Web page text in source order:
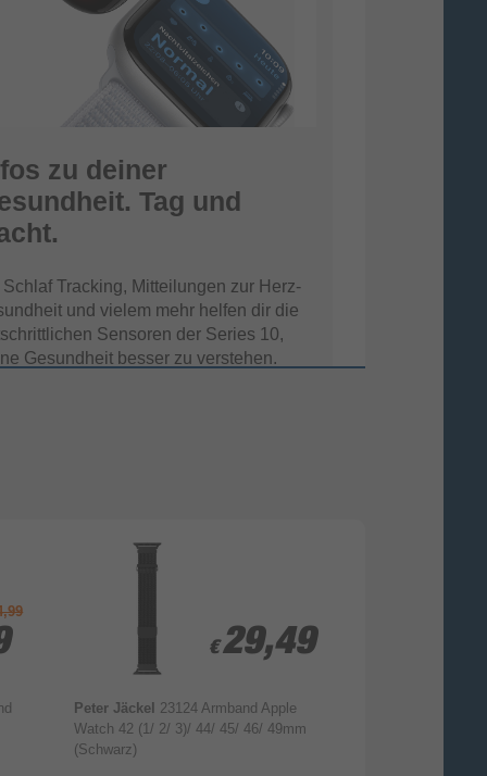
zu deiner
Tag und
Schlaf Tracking, Mitteilungen zur Herz­
und vielem mehr helfen dir die
Sensoren der Series 10,
Gesundheit besser zu verstehen.
Wege, in
zu bleiben.
€ 29,49
€ 29,49
Peter Jäckel 23124 Armband Apple
Watch 42 (1/ 2/ 3)/ 44/ 45/ 46/ 49mm
(Schwarz)